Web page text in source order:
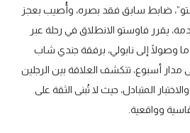
ضابط سابق فقد بصره، وأُصيب بعجز
يقرر فاوستو الانطلاق في رحلة عبر
وصولًا إلى نابولي، برفقة جندي شاب
مدار أسبوع، تتكشف العلاقة بين الرجلين
المتبادل، حيث لا تُبنى الثقة على
وواقعية.